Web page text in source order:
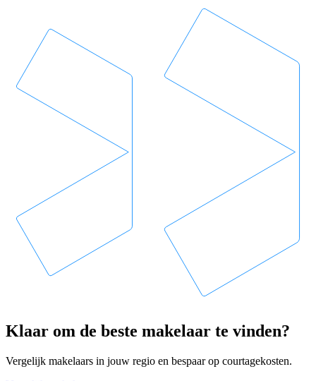
Klaar om de beste makelaar te vinden?
Vergelijk makelaars in jouw regio en bespaar op courtagekosten.